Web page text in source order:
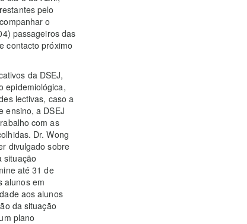
pelo
o
passageiros das
contacto próximo
da DSEJ,
epidemiológica,
lectivas, caso a
ensino, a DSEJ
com as
Dr. Wong
divulgado sobre
situação
até 31 de
alunos em
aos alunos
da situação
plano